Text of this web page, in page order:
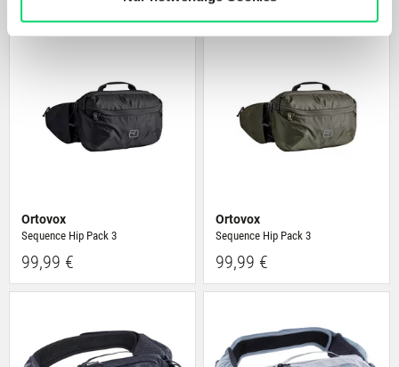
anbieten zu können und die Zugriffe auf unsere Website
zu analysieren. Außerdem geben wir Informationen zu
für soziale Medien, Werbung und Analysen weiter.
Unsere Partner führen diese Informationen
möglicherweise mit weiteren Daten zusammen, die Du
ihnen bereitgestellt hast oder die sie im Rahmen Deiner
Ortovox
Sequence Hip Pack 3
99,99 €
Ortovox
Sequence Hip Pack 3
99,99 €